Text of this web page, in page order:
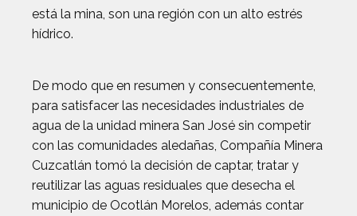
está la mina, son una región con un alto estrés
hídrico.
De modo que en resumen y consecuentemente,
para satisfacer las necesidades industriales de
agua de la unidad minera San José sin competir
con las comunidades aledañas, Compañía Minera
Cuzcatlán tomó la decisión de captar, tratar y
reutilizar las aguas residuales que desecha el
municipio de Ocotlán Morelos, además contar